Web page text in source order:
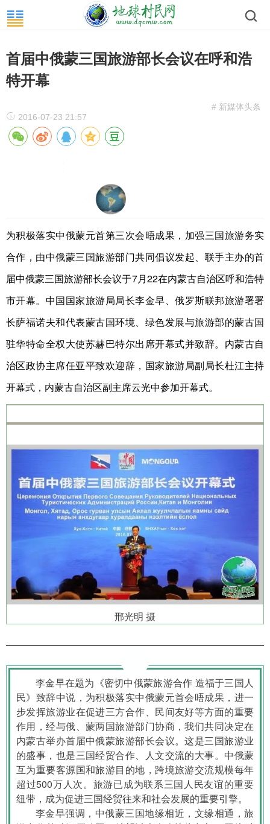
首届中俄蒙三国旅游部长会议在呼和浩
特开幕
# 新媒体头条
2016-07-23 21:57
为积极落实中俄蒙元首第三次会晤成果，加强三国旅游务实
合作，由中俄蒙三国旅游部门共同倡议发起、联手主办的首
届中俄蒙三国旅游部长会议于7月22在内蒙古自治区呼和浩特
市开幕。中国国家旅游局局长李金早、俄罗斯联邦旅游署署
长萨福诺夫和代表蒙古国环境、绿色发展与旅游部的蒙古国
驻华特命全权大使苏赫巴特尔出席开幕式并致辞。内蒙古自
治区政协主席任亚平致欢迎辞，国家旅游局副局长杜江主持
开幕式，内蒙古自治区副主席云光中参加开幕式。
邢光明 摄
李金早在题为《密切中俄蒙旅游合作 造福于三国人
民》致辞中说，为积极落实中俄蒙元首会晤成果，进一
步发挥旅游业在促进三方合作、民间友好等方面的重要
作用，经与俄、蒙两国旅游部门协商，我们共同决定在
内蒙古举办首届中俄蒙旅游部长会议。这是三国旅游业
的盛事，也是三国经贸合作、人文交流的大事。中俄蒙
互为重要客源国和旅游目的地，跨境旅游交流规模每年
超过500万人次。旅游已成为联系三国人民友谊的重要
纽带，成为促进三国经贸往来和社会发展的重要引擎。
李金早强调，中俄蒙三国地缘相近，文缘相通，旅